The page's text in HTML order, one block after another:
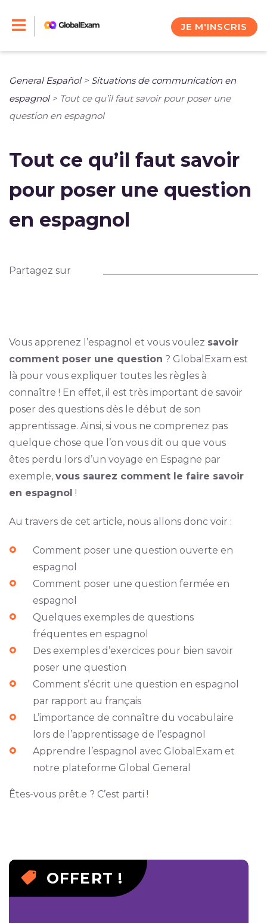
JE M'INSCRIS
General Español> Situations de communication en
espagnol> Tout ce qu’il faut savoir pour poser une
question en espagnol
Tout ce qu’il faut savoir
pour poser une question
en espagnol
Partagez sur
Vous apprenez l’espagnol et vous voulez savoir
comment poser une question ? GlobalExam est
là pour vous expliquer toutes les règles à
connaître ! En effet, il est très important de savoir
poser des questions dès le début de son
apprentissage. Ainsi, si vous ne comprenez pas
quelque chose que l’on vous dit ou que vous
êtes perdu lors d’un voyage en Espagne par
exemple, vous saurez comment le faire savoir
en espagnol !
Au travers de cet article, nous allons donc voir :
Comment poser une question ouverte en
espagnol
Comment poser une question fermée en
espagnol
Quelques exemples de questions
fréquentes en espagnol
Des exemples d’exercices pour bien savoir
poser une question
Comment s’écrit une question en espagnol
par rapport au français
L’importance de connaître du vocabulaire
lors de l’apprentissage de l’espagnol
Apprendre l’espagnol avec GlobalExam et
notre plateforme Global General
Êtes-vous prêt.e ? C’est parti !
OFFERT !